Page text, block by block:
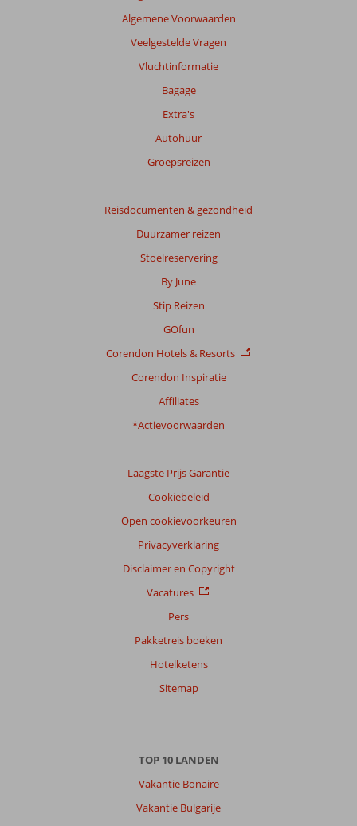
Algemene Voorwaarden
Veelgestelde Vragen
Vluchtinformatie
Bagage
Extra's
Autohuur
Groepsreizen
Reisdocumenten & gezondheid
Duurzamer reizen
Stoelreservering
By June
Stip Reizen
GOfun
Corendon Hotels & Resorts
Corendon Inspiratie
Affiliates
*Actievoorwaarden
Laagste Prijs Garantie
Cookiebeleid
Open cookievoorkeuren
Privacyverklaring
Disclaimer en Copyright
Vacatures
Pers
Pakketreis boeken
Hotelketens
Sitemap
TOP 10 LANDEN
Vakantie Bonaire
Vakantie Bulgarije